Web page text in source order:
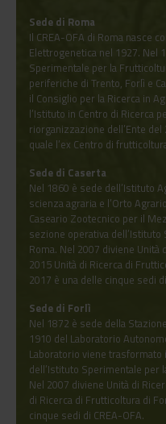
Sede di Roma
Il CREA-OFA di Roma nasce
Elettrogenetica nel 1927. Nel
Sperimentale per la
periferiche di Trento, Forlì e
il Consiglio per la Ricerca in
l’Istituto in Centro di Ricerca
riorganizzazione dell’Ente del
quale l’ex Centro di
Sede di Caserta
Nel 1860 è sede dell’Istituto
scienza agraria e l’Orto
Caseario Zootecnico per il
sezione operativa
Roma. Nel 2007 diviene
2015 Unità di Ricerca di
2017 è una delle cinque sedi
Sede di Forlì
Nel 1872 è sede della
1910 del Laboratorio
Laboratorio viene
dell’Istituto Sperimentale per
​​​​​​​Nel 2007 diviene Unità di
di Ricerca di Frutticoltura di
cinque sedi di CREA-OFA.